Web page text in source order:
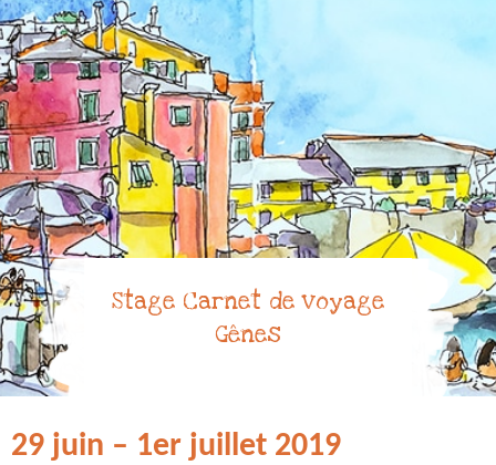
Stage Carnet de voyage
Gênes
29 juin – 1er juillet 2019